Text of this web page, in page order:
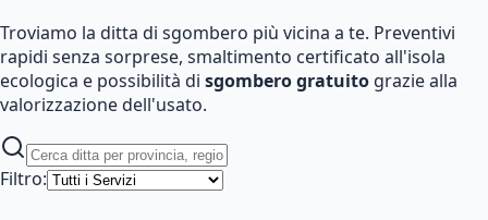
Troviamo la ditta di sgombero più vicina a te. Preventivi
rapidi senza sorprese, smaltimento certificato all'isola
ecologica e possibilità di sgombero gratuito grazie alla
valorizzazione dell'usato.
Filtro: